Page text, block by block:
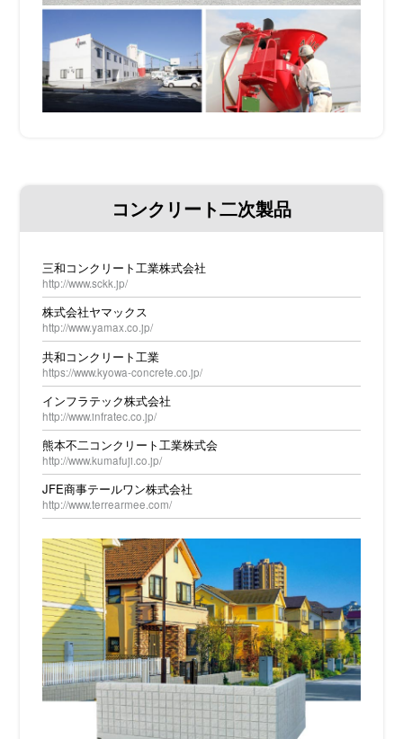
コンクリート二次製品
三和コンクリート工業株式会社
http://www.sckk.jp/
株式会社ヤマックス
http://www.yamax.co.jp/
共和コンクリート工業
https://www.kyowa-concrete.co.jp/
インフラテック株式会社
http://www.infratec.co.jp/
熊本不二コンクリート工業株式会
http://www.kumafuji.co.jp/
JFE商事テールワン株式会社
http://www.terrearmee.com/